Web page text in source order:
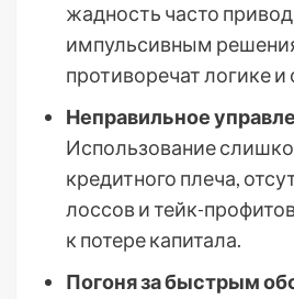
жадность часто
импульсивным
противоречат логике и
Неправильное
Использование
кредитного плеча,
лоссов и тейк-
к потере капитала.
Погоня за быстрым